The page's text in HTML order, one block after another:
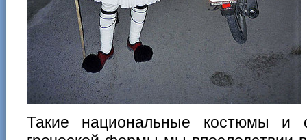
Такие национальные костюмы и